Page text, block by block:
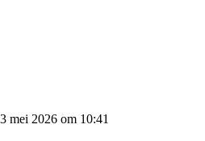
3 mei 2026 om 10:41